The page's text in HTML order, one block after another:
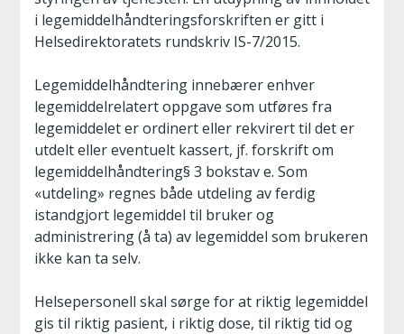
i legemiddelhåndteringsforskriften er gitt i
Helsedirektoratets rundskriv IS-7/2015.
Legemiddelhåndtering innebærer enhver
legemiddelrelatert oppgave som utføres fra
legemiddelet er ordinert eller rekvirert til det er
utdelt eller eventuelt kassert, jf. forskrift om
legemiddelhåndtering§ 3 bokstav e. Som
«utdeling» regnes både utdeling av ferdig
istandgjort legemiddel til bruker og
administrering (å ta) av legemiddel som brukeren
ikke kan ta selv.
Helsepersonell skal sørge for at riktig legemiddel
gis til riktig pasient, i riktig dose, til riktig tid og